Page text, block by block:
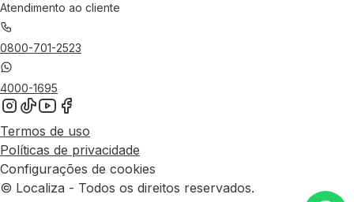
Atendimento ao cliente
0800-701-2523
4000-1695
Termos de uso
Políticas de privacidade
Configurações de cookies
© Localiza - Todos os direitos reservados.